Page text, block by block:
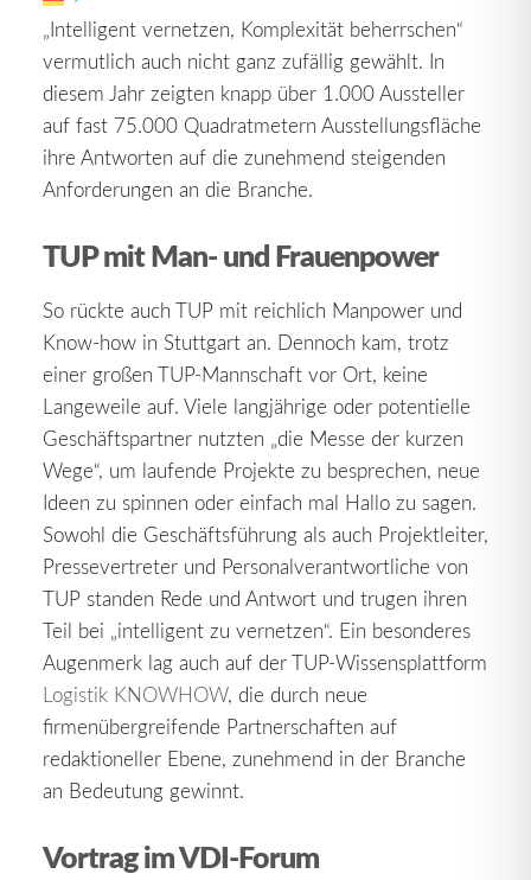
„Intelligent vernetzen, Komplexität beherrschen“
vermutlich auch nicht ganz zufällig gewählt. In
diesem Jahr zeigten knapp über 1.000 Aussteller
auf fast 75.000 Quadratmetern Ausstellungsfläche
ihre Antworten auf die zunehmend steigenden
Anforderungen an die Branche.
TUP mit Man- und Frauenpower
So rückte auch TUP mit reichlich Manpower und
Know-how in Stuttgart an. Dennoch kam, trotz
einer großen TUP-Mannschaft vor Ort, keine
Langeweile auf. Viele langjährige oder potentielle
Geschäftspartner nutzten „die Messe der kurzen
Wege“, um laufende Projekte zu besprechen, neue
Ideen zu spinnen oder einfach mal Hallo zu sagen.
Sowohl die Geschäftsführung als auch Projektleiter,
Pressevertreter und Personalverantwortliche von
TUP standen Rede und Antwort und trugen ihren
Teil bei „intelligent zu vernetzen“. Ein besonderes
Augenmerk lag auch auf der TUP-Wissensplattform
Logistik KNOWHOW, die durch neue
firmenübergreifende Partnerschaften auf
redaktioneller Ebene, zunehmend in der Branche
an Bedeutung gewinnt.
Vortrag im VDI-Forum